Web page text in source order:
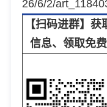
26/6/2/
【扫码进群】获
信息、领取免